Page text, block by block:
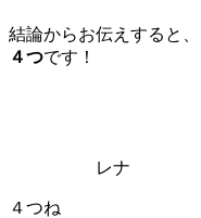
結論からお伝えすると、
４つです！
レナ
４つね